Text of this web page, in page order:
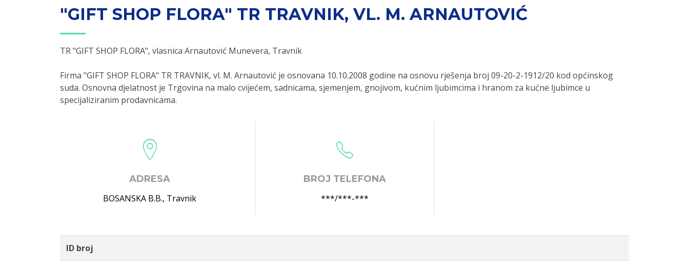
"GIFT SHOP FLORA" TR TRAVNIK, VL. M. ARNAUTOVIĆ
TR "GIFT SHOP FLORA", vlasnica Arnautović Munevera, Travnik
Firma "GIFT SHOP FLORA" TR TRAVNIK, vl. M. Arnautović je osnovana 10.10.2008 godine na osnovu rješenja broj 09-20-2-1912/20 kod općinskog
suda. Osnovna djelatnost je Trgovina na malo cvijećem, sadnicama, sjemenjem, gnojivom, kućnim ljubimcima i hranom za kućne ljubimce u
specijaliziranim prodavnicama.
ADRESA
BOSANSKA B.B., Travnik
BROJ TELEFONA
***/***-***
ID broj